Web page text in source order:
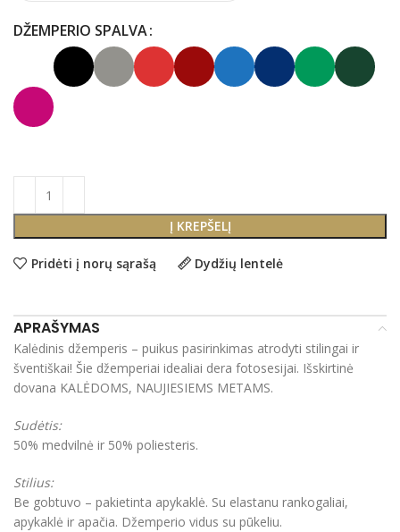
DŽEMPERIO SPALVA
Į KREPŠELĮ
Pridėti į norų sąrašą Dydžių lentelė
APRAŠYMAS
Kalėdinis džemperis – puikus pasirinkimas atrodyti stilingai ir
šventiškai! Šie džemperiai idealiai dera fotosesijai. Išskirtinė
dovana KALĖDOMS, NAUJIESIEMS METAMS.
Sudėtis:
50% medvilnė ir 50% poliesteris.
Stilius:
Be gobtuvo – pakietinta apykaklė. Su elastanu rankogaliai,
apykaklė ir apačia. Džemperio vidus su pūkeliu.